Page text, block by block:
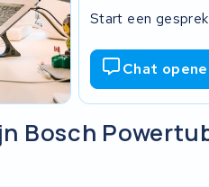
Start een
Chat
Bosch